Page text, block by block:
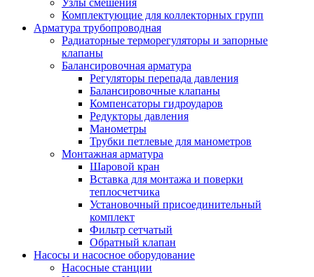
Узлы смешения
Комплектующие для коллекторных групп
Арматура трубопроводная
Радиаторные терморегуляторы и запорные
клапаны
Балансировочная арматура
Регуляторы перепада давления
Балансировочные клапаны
Компенсаторы гидроударов
Редукторы давления
Манометры
Трубки петлевые для манометров
Монтажная арматура
Шаровой кран
Вставка для монтажа и поверки
теплосчетчика
Установочный присоединительный
комплект
Фильтр сетчатый
Обратный клапан
Насосы и насосное оборудование
Насосные станции